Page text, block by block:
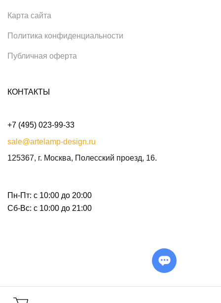
Карта сайта
Политика конфиденциальности
Публичная оферта
КОНТАКТЫ
+7 (495) 023-99-33
sale@artelamp-design.ru
125367, г. Москва, Полесский проезд, 16.
Пн-Пт: с 10:00 до 20:00
Сб-Вс: с 10:00 до 21:00